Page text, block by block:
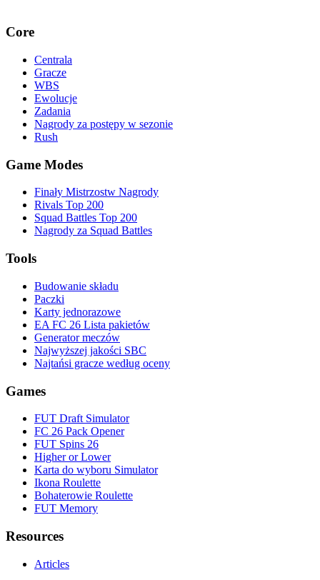
Core
Centrala
Gracze
WBS
Ewolucje
Zadania
Nagrody za postępy w sezonie
Rush
Game Modes
Finały Mistrzostw Nagrody
Rivals Top 200
Squad Battles Top 200
Nagrody za Squad Battles
Tools
Budowanie składu
Paczki
Karty jednorazowe
EA FC 26 Lista pakietów
Generator meczów
Najwyższej jakości SBC
Najtańsi gracze według oceny
Games
FUT Draft Simulator
FC 26 Pack Opener
FUT Spins 26
Higher or Lower
Karta do wyboru Simulator
Ikona Roulette
Bohaterowie Roulette
FUT Memory
Resources
Articles